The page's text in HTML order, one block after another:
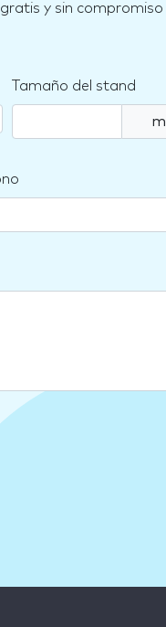
y sin compromiso
Tamaño del stand
m